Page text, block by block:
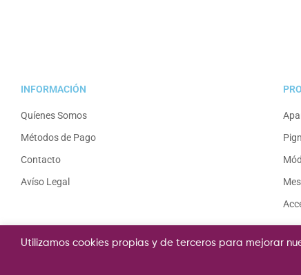
INFORMACIÓN
Quíenes Somos
Métodos de Pago
Contacto
Avíso Legal
Utilizamos cookies propias y de terceros para mejorar